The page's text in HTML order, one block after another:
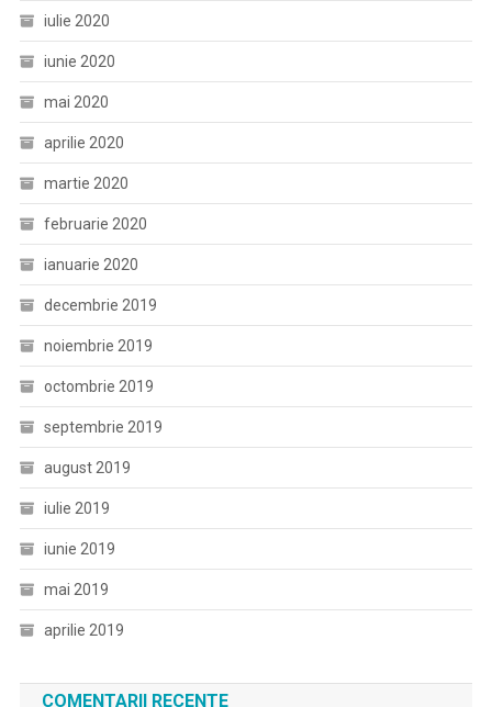
iulie 2020
iunie 2020
mai 2020
aprilie 2020
martie 2020
februarie 2020
ianuarie 2020
decembrie 2019
noiembrie 2019
octombrie 2019
septembrie 2019
august 2019
iulie 2019
iunie 2019
mai 2019
aprilie 2019
COMENTARII RECENTE